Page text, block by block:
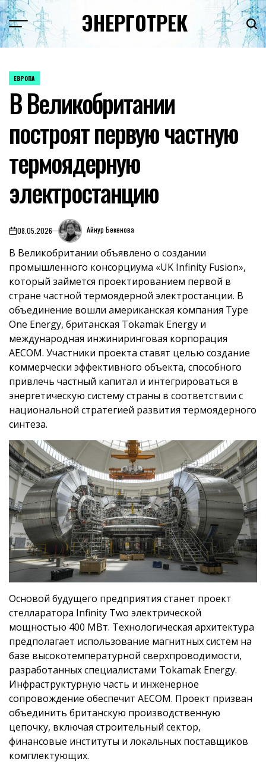
Перейти
к
содержимому
ЭНЕРГОТРЕК
ОПУБЛИКОВАНО
ЕВРОПА
В Великобритании
построят первую частную
термоядерную
электростанцию
on08.05.2026 Айнур Бекенова
В Великобритании объявлено о создании
промышленного консорциума «UK Infinity Fusion»,
который займется проектированием первой в
стране частной термоядерной электростанции. В
объединение вошли американская компания Type
One Energy, британская Tokamak Energy и
международная инжиниринговая корпорация
AECOM. Участники проекта ставят целью создание
коммерчески эффективного объекта, способного
привлечь частный капитал и интегрироваться в
энергетическую систему страны в соответствии с
национальной стратегией развития термоядерного
синтеза.
Основой будущего предприятия станет проект
стелларатора Infinity Two электрической
мощностью 400 МВт. Технологическая архитектура
предполагает использование магнитных систем на
базе высокотемпературной сверхпроводимости,
разработанных специалистами Tokamak Energy.
Инфраструктурную часть и инженерное
сопровождение обеспечит AECOM. Проект призван
объединить британскую производственную
цепочку, включая строительный сектор,
финансовые институты и локальных поставщиков
комплектующих.